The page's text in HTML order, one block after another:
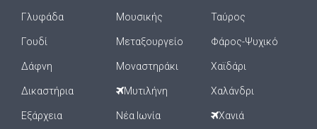
Γλυφάδα
Γουδί
Δάφνη
Δικαστήρια
Εξάρχεια
Μουσικής
Μεταξουργείο
Μοναστηράκι
Μυτιλήνη
Νέα Ιωνία
Ταύρος
Φάρος-Ψυχικό
Χαϊδάρι
Χαλάνδρι
Χανιά